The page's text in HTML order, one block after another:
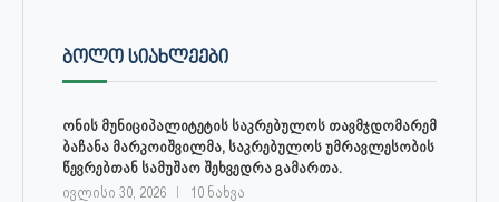
ᲑᲝᲚᲝ ᲡᲘᲐᲮᲚᲔᲔᲑᲘ
ონის მუნიციპალიტეტის საკრებულოს თავმჯდომარემ
ბაჩანა მარკოიშვილმა, საკრებულოს უმრავლესობის
წევრებთან სამუშაო შეხვედრა გამართა.
ივლისი 30, 2026 10 ნახვა